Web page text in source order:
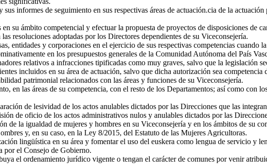
informes de seguimiento en sus respectivas áreas de actuación.cia de la
su ámbito competencial y efectuar la propuesta de proyectos de disposiciones de
resoluciones adoptadas por los Directores dependientes de su Viceconsejería.
entidades y corporaciones en el ejercicio de sus respectivas competencias cuando
en los presupuestos generales de la Comunidad Autónoma del País
relativos a infracciones tipificadas como muy graves, salvo que la legislación
incluidos en su área de actuación, salvo que dicha autorización sea competencia
patrimonial relacionados con las áreas y funciones de su Viceconsejería.
en las áreas de su competencia, con el resto de los Departamentos; así como con
de lesividad de los actos anulables dictados por las Direcciones que las
de oficio de los actos administrativos nulos y anulables dictados por las
de la igualdad de mujeres y hombres en su Viceconsejería y en los ámbitos de su
y, en su caso, en la Ley 8/2015, del Estatuto de las Mujeres Agricultoras.
lingüística en su área y fomentar el uso del euskera como lengua de servicio y
por el Consejo de Gobierno.
el ordenamiento jurídico vigente o tengan el carácter de comunes por venir